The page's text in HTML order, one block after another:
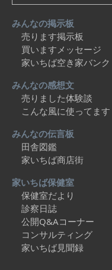
みんなの掲示板
売ります掲示板
買いますメッセージ
家いちば空き家バンク
みんなの感想文
売りました体験談
こんな風に使ってます
みんなの伝言板
田舎図鑑
家いちば商店街
家いちば保健室
保健室だより
診察日誌
公開Q&Aコーナー
コンサルティング
家いちば見聞録